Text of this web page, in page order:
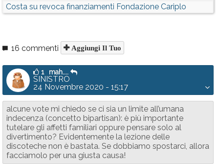
Costa su revoca finanziamenti Fondazione Cariplo
16 commenti Aggiungi Il Tuo
1 mah....
SINISTRO
24 Novembre 2020 - 15:17
alcune vote mi chiedo se ci sia un limite all’umana
indecenza (concetto bipartisan): è più importante
tutelare gli affetti familiari oppure pensare solo al
divertimento? Evidentemente la lezione delle
discoteche non è bastata. Se dobbiamo spostarci, allora
facciamolo per una giusta causa!